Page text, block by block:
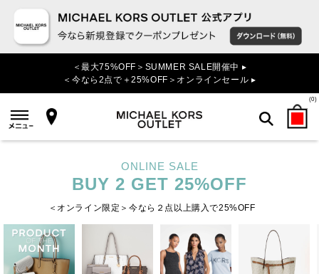
＜最大75%OFF＞SUMMER SALE開催中 ▸
＜今なら2点で＋25%OFF＞オンラインセール ▸
(0)
ONLINE SALE
BUY 2 GET 25%OFF
＜オンライン限定＞今なら２点以上購入で25%OFF